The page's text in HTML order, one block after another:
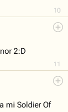
10
11
2:D
mi Soldier Of